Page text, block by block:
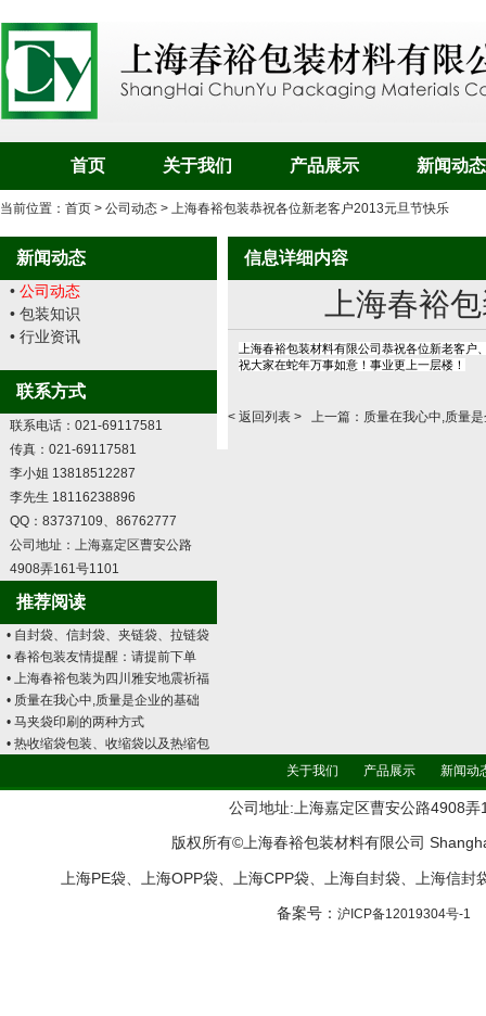
首页 关于我们 产品展示 新闻动态
当前位置： 首页 > 公司动态 > 上海春裕包装恭祝各位新老客户2013元旦节快乐
新闻动态
• 公司动态
• 包装知识
• 行业资讯
联系方式
联系电话：021-69117581
传真：021-69117581
李小姐 13818512287
李先生 18116238896
QQ：83737109、86762777
公司地址：上海嘉定区曹安公路
4908弄161号1101
推荐阅读
• 自封袋、信封袋、夹链袋、拉链袋
• 春裕包装友情提醒：请提前下单
• 上海春裕包装为四川雅安地震祈福
• 质量在我心中,质量是企业的基础
• 马夹袋印刷的两种方式
• 热收缩袋包装、收缩袋以及热缩包
信息详细内容
上海春裕
上海春裕包装材料有限公司恭祝各位新老客户
祝大家在蛇年万事如意！事业更上一层楼！
< 返回列表 > 上一篇： 质量在我心中,质量
关于我们 产品展示 新闻动
公司地址:上海嘉定区曹安公路4908
版权所有©上海春裕包装材料有限公司
上海PE袋、上海OPP袋、上海CPP袋、上海自封袋、上海信
备案号： 沪ICP备12019304号-1